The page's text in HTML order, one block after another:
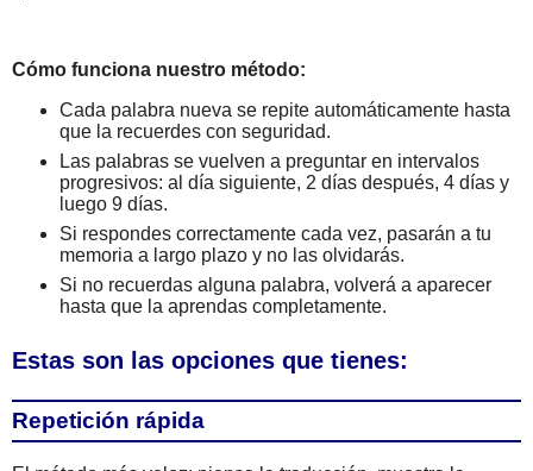
Cómo funciona nuestro método:
Cada palabra nueva se repite automáticamente hasta
que la recuerdes con seguridad.
Las palabras se vuelven a preguntar en intervalos
progresivos: al día siguiente, 2 días después, 4 días y
luego 9 días.
Si respondes correctamente cada vez, pasarán a tu
memoria a largo plazo y no las olvidarás.
Si no recuerdas alguna palabra, volverá a aparecer
hasta que la aprendas completamente.
Estas son las opciones que tienes:
Repetición rápida